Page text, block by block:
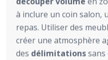
à inclure un coin salon,
repas. Utiliser des
créer une atmosphère
des délimitationssans